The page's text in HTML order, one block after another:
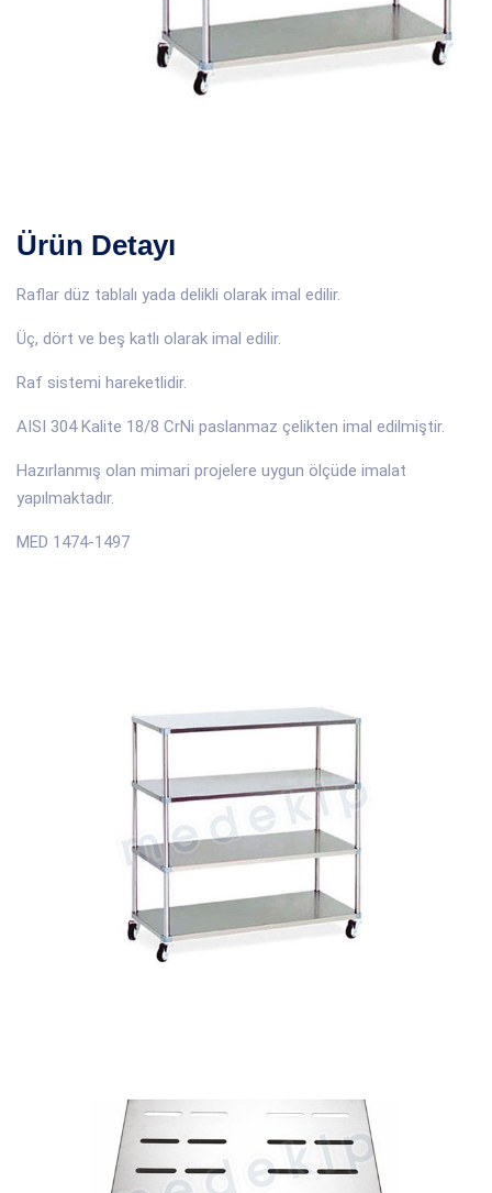
Ürün Detayı
Raflar düz tablalı yada delikli olarak imal edilir.
Üç, dört ve beş katlı olarak imal edilir.
Raf sistemi hareketlidir.
AISI 304 Kalite 18/8 CrNi paslanmaz çelikten imal edilmiştir.
Hazırlanmış olan mimari projelere uygun ölçüde imalat
yapılmaktadır.
MED 1474-1497